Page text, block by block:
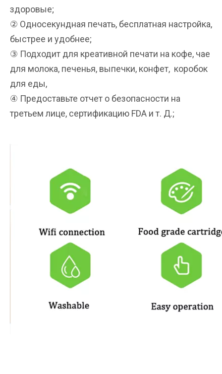
здоровые;
② Односекундная печать, бесплатная настройка,
быстрее и удобнее;
③ Подходит для креативной печати на кофе, чае
для молока, печенья, выпечки, конфет, коробок
для еды,
④ Предоставьте отчет о безопасности на
третьем лице, сертификацию FDA и т. Д.;